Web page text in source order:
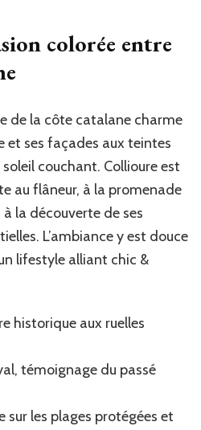
colorée entre
de la côte catalane charme
et ses façades aux teintes
couchant. Collioure est
au flâneur, à la promenade
à la découverte de ses
L’ambiance y est douce
lifestyle alliant chic &
historique aux ruelles
témoignage du passé
les plages protégées et